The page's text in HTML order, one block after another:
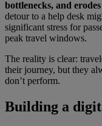
bottlenecks, and
detour to a help desk
significant stress for
peak travel windows.
The reality is clear:
their journey, but they
don’t perform.
Building a